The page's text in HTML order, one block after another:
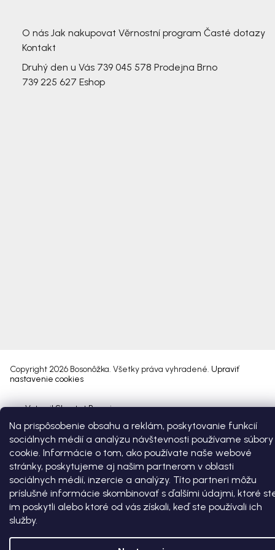
Na prispôsobenie obsahu a reklám, poskytovanie funkcií
sociálnych médií a analýzu návštevnosti používame súbory
cookie. Informácie o tom, ako používate naše webové
stránky, poskytujeme aj našim partnerom v oblasti
sociálnych médií, inzercie a analýzy. Títo partneri môžu
príslušné informácie skombinovať s ďalšími údajmi, ktoré
im poskytli alebo ktoré od vás získali, keď ste používali ich
služby.
O nás Jak nakupovat Věrnostní program Časté dotazy
Kontakt
Druhý den u Vás 739 045 578 Prodejna Brno
739 225 627 Eshop
Vytvoril Shoptet Premium
Copyright 2026 Bosonôžka. Všetky práva vyhradené. Upraviť
nastavenie cookies